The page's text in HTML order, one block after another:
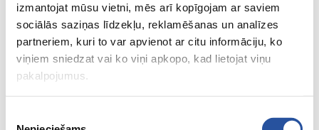
izmantojat mūsu vietni, mēs arī kopīgojam ar saviem
sociālās saziņas līdzekļu, reklamēšanas un analīzes
partneriem, kuri to var apvienot ar citu informāciju, ko
viņiem sniedzat vai ko viņi apkopo, kad lietojat viņu
pakalpojumus.
Интернет-магазин с выгодными ценами и
качественными товарами, где
удовлетворённость клиента является нашей
главной ценностью.
Vse dlja vashego doma i sada!